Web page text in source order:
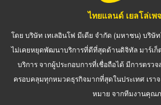
ไทยแลนด์ เยลโล่เพ
โดย บริษัท เทเลอินโฟ มีเดีย จำกัด (มหาชน) บริษัท
ไม่เคยหยุดพัฒนาบริการที่ดีที่สุดด้านดิจิทัล มาร์เก็
บริการ จากผู้ประกอบการที่เชื่อถือได้ มีการตรว
ครอบคลุมทุกหมวดธุรกิจมากที่สุดในประเทศ เรา
หมาย จากทีมงานคุณ